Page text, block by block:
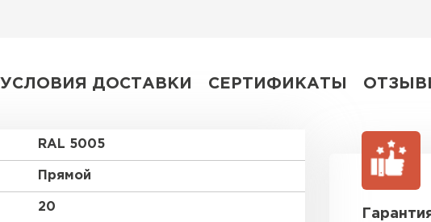
УСЛОВИЯ ДОСТАВКИ СЕРТИФИКАТЫ
RAL 5005
Прямой
20